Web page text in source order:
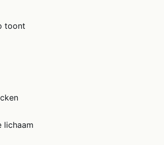
toont
lichaam